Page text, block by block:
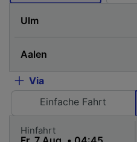
Via
Einfache Fahrt
Hinfahrt